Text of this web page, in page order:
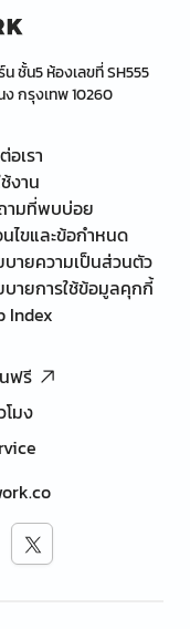
ชั้น5 ห้องเลขที่ SH555
กรุงเทพ 10260
อเรา
งาน
ามที่พบบ่อย
นไขและข้อกำหนด
บายความเป็นส่วนตัว
บายการใช้ข้อมูลคุกกี้
Index
ฟรี
โมง